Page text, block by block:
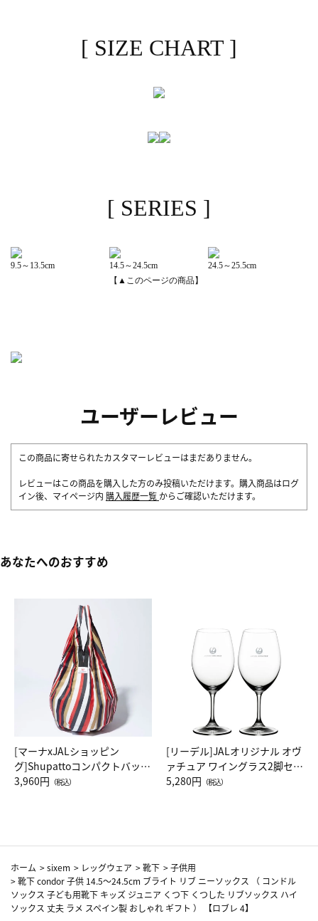
[ SIZE CHART ]
[ SERIES ]
9.5～13.5cm
14.5～24.5cm
【▲このページの商品】
24.5～25.5cm
ユーザーレビュー
この商品に寄せられたカスタマーレビューはまだありません。
レビューはこの商品を購入した方のみ投稿いただけます。購入商品はログ
イン後、マイページ内 購入履歴一覧 からご確認いただけます。
あなたへのおすすめ
[マーナxJALショッピン
グ]Shupattoコンパクトバッグ
Drop JAL客室乗務員（LC）ス
3,960円 （税込）
[リーデル]JALオリジナル オヴ
ァチュア ワイングラス2脚セッ
ト（レッドワイン）
5,280円 （税込）
ホーム >sixem > レッグウェア >靴下 >子供用
>靴下 condor 子供 14.5～24.5cm ブライト リブ ニーソックス （ コンドル
ソックス 子ども用靴下 キッズ ジュニア くつ下 くつした リブソックス ハイ
ソックス 丈夫 ラメ スペイン製 おしゃれ ギフト ） 【ロブレ 4】